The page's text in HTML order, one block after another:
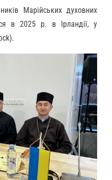
Марійських духовних
в 2025 р. в Ірландії, у